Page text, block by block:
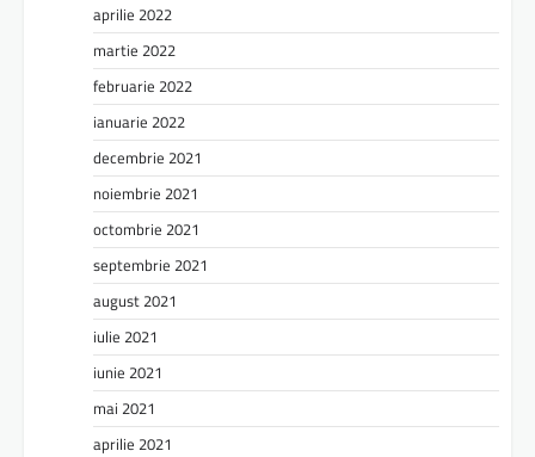
aprilie 2022
martie 2022
februarie 2022
ianuarie 2022
decembrie 2021
noiembrie 2021
octombrie 2021
septembrie 2021
august 2021
iulie 2021
iunie 2021
mai 2021
aprilie 2021